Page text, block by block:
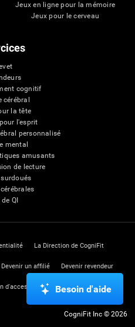
Jeux en ligne pour la mémoire
Jeux pour le cerveau
cognitif
cérébral
la tête
l'esprit
personnalisé
mental
amusants
de lecture
QI
La Direction de CogniFit
Devenir un affilié Devenir revendeur
d'accessibilité Centre de Confiance
CogniFit Inc © 2026
Besoin d'aide